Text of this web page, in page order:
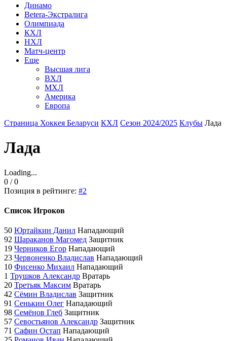
Динамо
Betera-Экстралига
Олимпиада
КХЛ
НХЛ
Матч-центр
Еще
Высшая лига
ВХЛ
МХЛ
Америка
Европа
Страница Хоккея Беларуси КХЛ Сезон 2024/2025 Клубы Лада
Лада
Loading...
0 / 0
Позиция в рейтинге: #2
Список Игроков
50 Юртайкин Данил Нападающий
92 Шараканов Магомед Защитник
19 Черников Егор Нападающий
23 Червоненко Владислав Нападающий
10 Фисенко Михаил Нападающий
1 Трушков Александр Вратарь
20 Третьяк Максим Вратарь
42 Сёмин Владислав Защитник
91 Сенькин Олег Нападающий
98 Семёнов Глеб Защитник
57 Севостьянов Александр Защитник
71 Сафин Остап Нападающий